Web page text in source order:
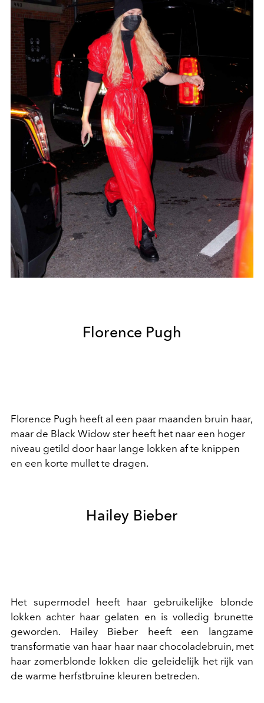
Florence Pugh
Florence Pugh heeft al een paar maanden bruin haar,
maar de Black Widow ster heeft het naar een hoger
niveau getild door haar lange lokken af te knippen
en een korte mullet te dragen.
Hailey Bieber
Het supermodel heeft haar gebruikelijke blonde
lokken achter haar gelaten en is volledig brunette
geworden. Hailey Bieber heeft een langzame
transformatie van haar haar naar chocoladebruin, met
haar zomerblonde lokken die geleidelijk het rijk van
de warme herfstbruine kleuren betreden.